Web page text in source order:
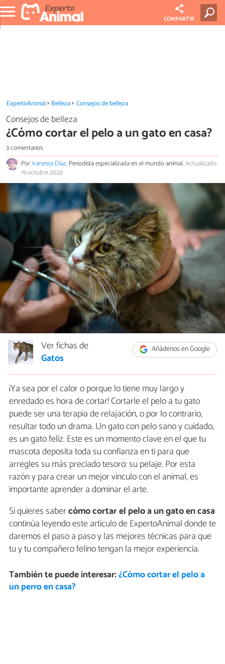
COMPARTIR
ExpertoAnimal Belleza Consejos de belleza
Consejos de belleza
¿Cómo cortar el pelo a un gato en casa?
3 comentarios
PorVanessa Díaz, Periodista especializada en el mundo animal.Actualizado:
19 octubre 2022
Añádenos en Google
Ver fichas de
Gatos
¡Ya sea por el calor o porque lo tiene muy largo y
enredado es hora de cortar! Cortarle el pelo a tu gato
puede ser una terapia de relajación, o por lo contrario,
resultar todo un drama. Un gato con pelo sano y cuidado,
es un gato feliz. Este es un momento clave en el que tu
mascota deposita toda su confianza en ti para que
arregles su más preciado tesoro: su pelaje. Por esta
razón y para crear un mejor vínculo con el animal, es
importante aprender a dominar el arte.
Si quieres sabercómo cortar el pelo a un gato en casa
continúa leyendo este artículo de ExpertoAnimal donde te
daremos el paso a paso y las mejores técnicas para que
tu y tu compañero felino tengan la mejor experiencia.
También te puede interesar:¿Cómo cortar el pelo a
un perro en casa?